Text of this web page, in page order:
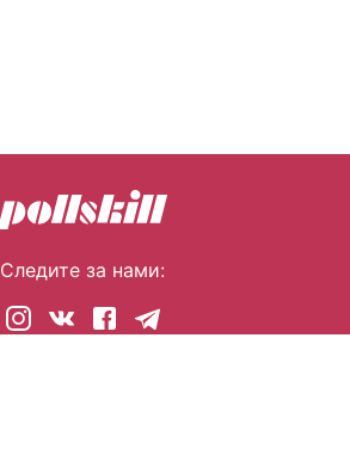
Следите за нами: